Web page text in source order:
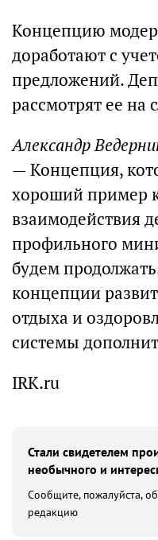
Концепцию
доработают с
предложений.
рассмотрят ее на
Александр
— Концепция,
хороший пример
взаимодействия
профильного
будем
концепции
отдыха и
системы
IRK.ru
Стали свидетелем
необычного и
Сообщите, пожалуйста,
редакцию